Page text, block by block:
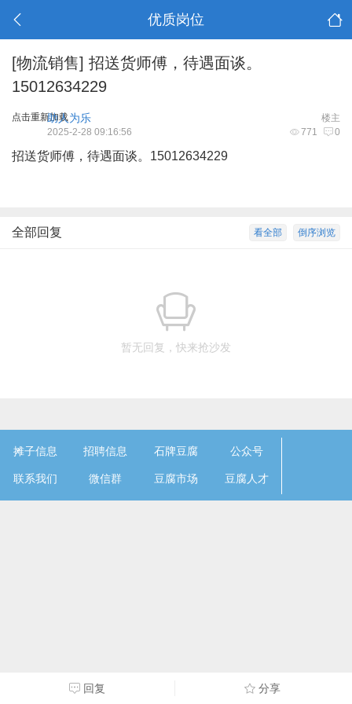
优质岗位
[物流销售] 招送货师傅，待遇面谈。
15012634229
点击重新加载 楼主
助人为乐
771 0
2025-2-28 09:16:56
招送货师傅，待遇面谈。15012634229
倒序浏览
看全部
全部回复
暂无回复，快来抢沙发
回复 分享
摊子信息 招聘信息 石牌豆腐 公众号
联系我们 微信群 豆腐市场 豆腐人才